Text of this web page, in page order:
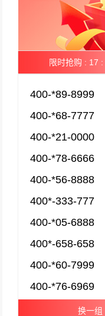
限时抢购 : 17 :
400-*89-8999
400-*68-7777
400-*21-0000
400-*78-6666
400-*56-8888
400*-333-777
400-*05-6888
400*-658-658
400-*60-7999
400-*76-6969
换一组